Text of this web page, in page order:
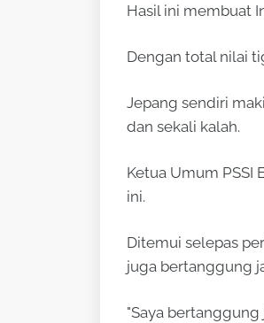
Hasil ini membuat
Dengan total nilai
Jepang sendiri
dan sekali kalah.
Ketua Umum PSSI
ini.
Ditemui selepas
juga bertanggung
"Saya